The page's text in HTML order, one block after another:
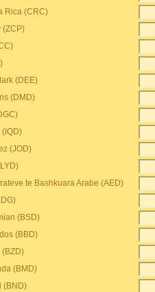
Rica (CRC)
(ZCP)
(DEE)
(DMD)
(IQD)
(JOD)
te Bashkuara Arabe (AED)
(BSD)
(BBD)
(BZD)
(BMD)
(BND)